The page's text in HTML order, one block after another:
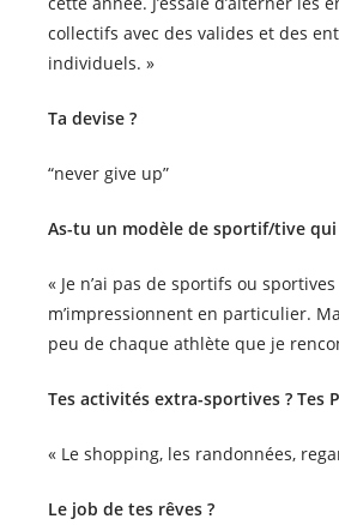
collectifs avec des valides et des
individuels. »
Ta devise ?
“never give up”
As-tu un modèle de sportif/tive qui
« Je n’ai pas de sportifs ou
m’impressionnent en particulier.
peu de chaque athlète que je
Tes activités extra-sportives ? Tes
« Le shopping, les randonnées,
Le job de tes rêves ?